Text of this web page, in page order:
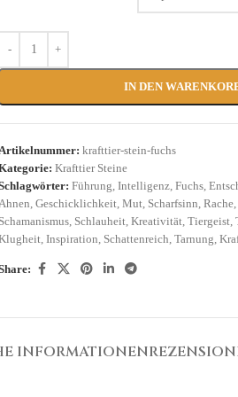
IN DEN
Artikelnummer:krafttier-stein-fuchs
Krafttier Steine
Führung Intelligenz Fuchs
Ahnen Geschicklichkeit Mut Scharfsinn Rache
Schamanismus Schlauheit Kreativität Tiergeist
Inspiration Schattenreich Tarnung
INFORMATIONEN